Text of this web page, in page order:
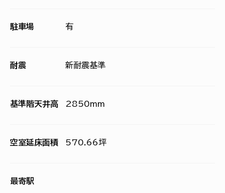
駐車場 有
耐震 新耐震基準
基準階天井高 2850mm
空室延床面積 570.66坪
最寄駅